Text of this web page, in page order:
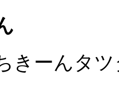
きーんタ